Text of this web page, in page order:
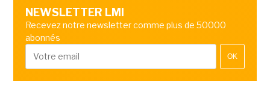
NEWSLETTER LMI
Recevez notre newsletter comme plus de 50000
abonnés
OK